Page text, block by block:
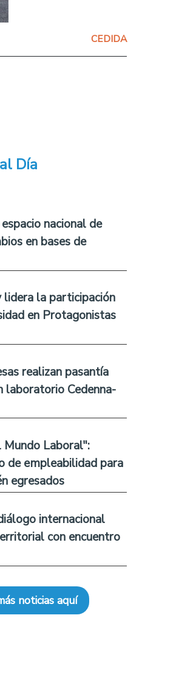
CEDIDA
Día
nacional de
en bases de
lidera la participación
en Protagonistas
realizan pasantía
laboratorio Cedenna-
Laboral":
de empleabilidad para
egresados
internacional
con encuentro
noticias aquí